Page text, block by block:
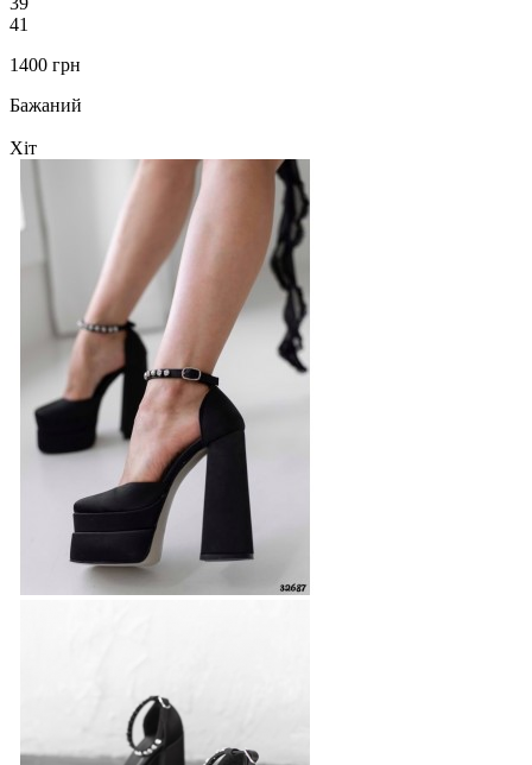
41
1400 грн
Бажаний
Хіт